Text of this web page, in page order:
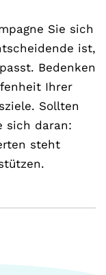
Sie sich
ist,
Bedenken
Ihrer
Sollten
sich daran:
steht